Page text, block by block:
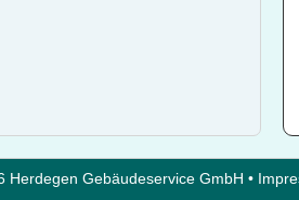
Herdegen Gebäudeservice GmbH •